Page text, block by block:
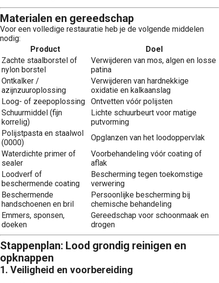
Materialen en gereedschap
Voor een volledige restauratie heb je de volgende middelen
nodig:
Product
Doel
Zachte staalborstel of
nylon borstel
Verwijderen van mos, algen en losse
patina
Ontkalker /
azijnzuuroplossing
Verwijderen van hardnekkige
oxidatie en kalkaanslag
Loog- of zeepoplossing
Ontvetten vóór polijsten
Schuurmiddel (fijn
korrelig)
Lichte schuurbeurt voor matige
putvorming
Polijstpasta en staalwol
(0000)
Opglanzen van het loodoppervlak
Waterdichte primer of
sealer
Voorbehandeling vóór coating of
aflak
Loodverf of
beschermende coating
Bescherming tegen toekomstige
verwering
Beschermende
handschoenen en bril
Persoonlijke bescherming bij
chemische behandeling
Emmers, sponsen,
doeken
Gereedschap voor schoonmaak en
drogen
Stappenplan: Lood grondig reinigen en
opknappen
1. Veiligheid en voorbereiding